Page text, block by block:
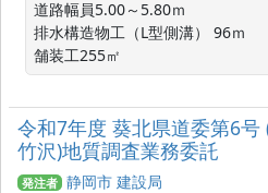
道路幅員5.00～5.80ｍ
排水構造物工（L型側溝） 96ｍ
舗装工255㎡
令和7年度 葵北県道委第6号
竹沢)地質調査業務委託
発注者 静岡市 建設局